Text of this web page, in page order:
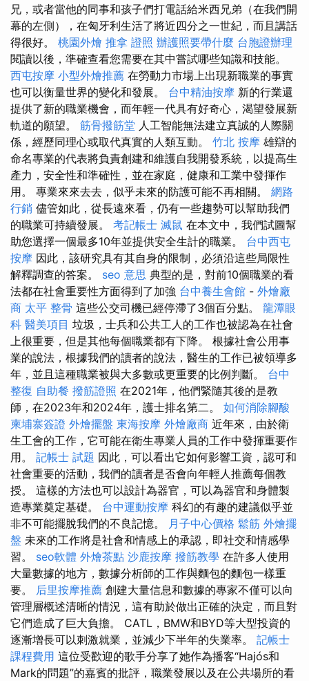
兄，或者當他的同事和孩子們打電話給米西兄弟（在我們開
幕的左側），在匈牙利生活了將近四分之一世紀，而且講話
得很好。 桃園外燴 推拿 證照 辦護照要帶什麼 台胞證辦理
閱讀以後，準確查看您需要在其中嘗試哪些知識和技能。
西屯按摩 小型外燴推薦 在勞動力市場上出現新職業的事實
也可以衡量世界的變化和發展。 台中精油按摩 新的行業還
提供了新的職業機會，而年輕一代具有好奇心，渴望發展新
軌道的願望。 筋骨撥筋堂 人工智能無法建立真誠的人際關
係，經歷同理心或取代真實的人類互動。 竹北 按摩 雄辯的
命名專業的代表將負責創建和維護自我開發系統，以提高生
產力，安全性和準確性，並在家庭，健康和工業中發揮作
用。 專業來來去去，似乎未來的防護可能不再相關。 網路
行銷 儘管如此，從長遠來看，仍有一些趨勢可以幫助我們
的職業可持續發展。 考記帳士 滅鼠 在本文中，我們試圖幫
助您選擇一個最多10年並提供安全生計的職業。 台中西屯
按摩 因此，該研究具有其自身的限制，必須沿這些局限性
解釋調查的答案。 seo 意思 典型的是，對前10個職業的看
法都在社會重要性方面得到了加強 台中養生會館 - 外燴廠
商 太平 整骨 這些公交司機已經停滯了3個百分點。 龍潭眼
科 醫美項目 垃圾，士兵和公共工人的工作也被認為在社會
上很重要，但是其他每個職業都有下降。 根據社會公用事
業的說法，根據我們的讀者的說法，醫生的工作已被領導多
年，並且這種職業被與大多數或更重要的比例判斷。 台中
整復 自助餐 撥筋證照 在2021年，他們緊隨其後的是教
師，在2023年和2024年，護士排名第二。 如何消除腳酸
柬埔寨簽證 外燴擺盤 東海按摩 外燴廠商 近年來，由於衛
生工會的工作，它可能在衛生專業人員的工作中發揮重要作
用。 記帳士 試題 因此，可以看出它如何影響工資，認可和
社會重要的活動，我們的讀者是否會向年輕人推薦每個教
授。 這樣的方法也可以設計為器官，可以為器官和身體製
造專業奠定基礎。 台中運動按摩 科幻的有趣的建議似乎並
非不可能擺脫我們的不良記憶。 月子中心價格 鬆筋 外燴擺
盤 未來的工作將是社會和情感上的承認，即社交和情感學
習。 seo軟體 外燴茶點 沙鹿按摩 撥筋教學 在許多人使用
大量數據的地方，數據分析師的工作與麵包的麵包一樣重
要。 后里按摩推薦 創建大量信息和數據的專家不僅可以向
管理層概述清晰的情況，這有助於做出正確的決定，而且對
它們造成了巨大負擔。 CATL，BMW和BYD等大型投資的
逐漸增長可以刺激就業，並減少下半年的失業率。 記帳士
課程費用 這位受歡迎的歌手分享了她作為播客“Hajós和
Mark的問題”的嘉賓的批評，職業發展以及在公共場所的看